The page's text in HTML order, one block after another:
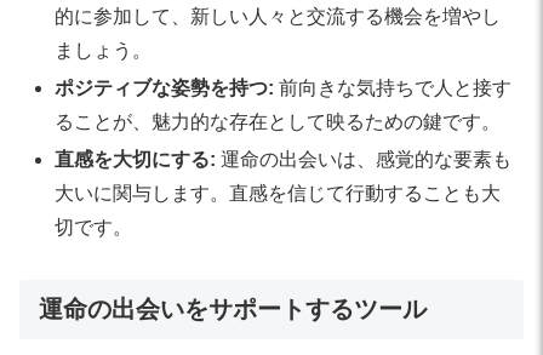
的に参加して、新しい人々と交流する機会を増やし
ましょう。
ポジティブな姿勢を持つ: 前向きな気持ちで人と接す
ることが、魅力的な存在として映るための鍵です。
直感を大切にする: 運命の出会いは、感覚的な要素も
大いに関与します。直感を信じて行動することも大
切です。
運命の出会いをサポートするツール